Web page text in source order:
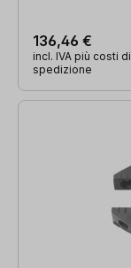
136,46 €
incl. IVA più costi di
spedizione